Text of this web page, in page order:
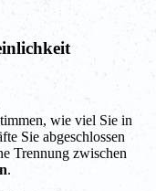
wie viel Sie in
Sie abgeschlossen
Trennung zwischen
.